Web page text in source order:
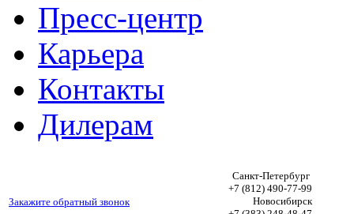
Пресс-центр
Карьера
Контакты
Дилерам
Закажите обратный звонок
Санкт-Петербург
+7 (812) 490-77-99
Новосибирск